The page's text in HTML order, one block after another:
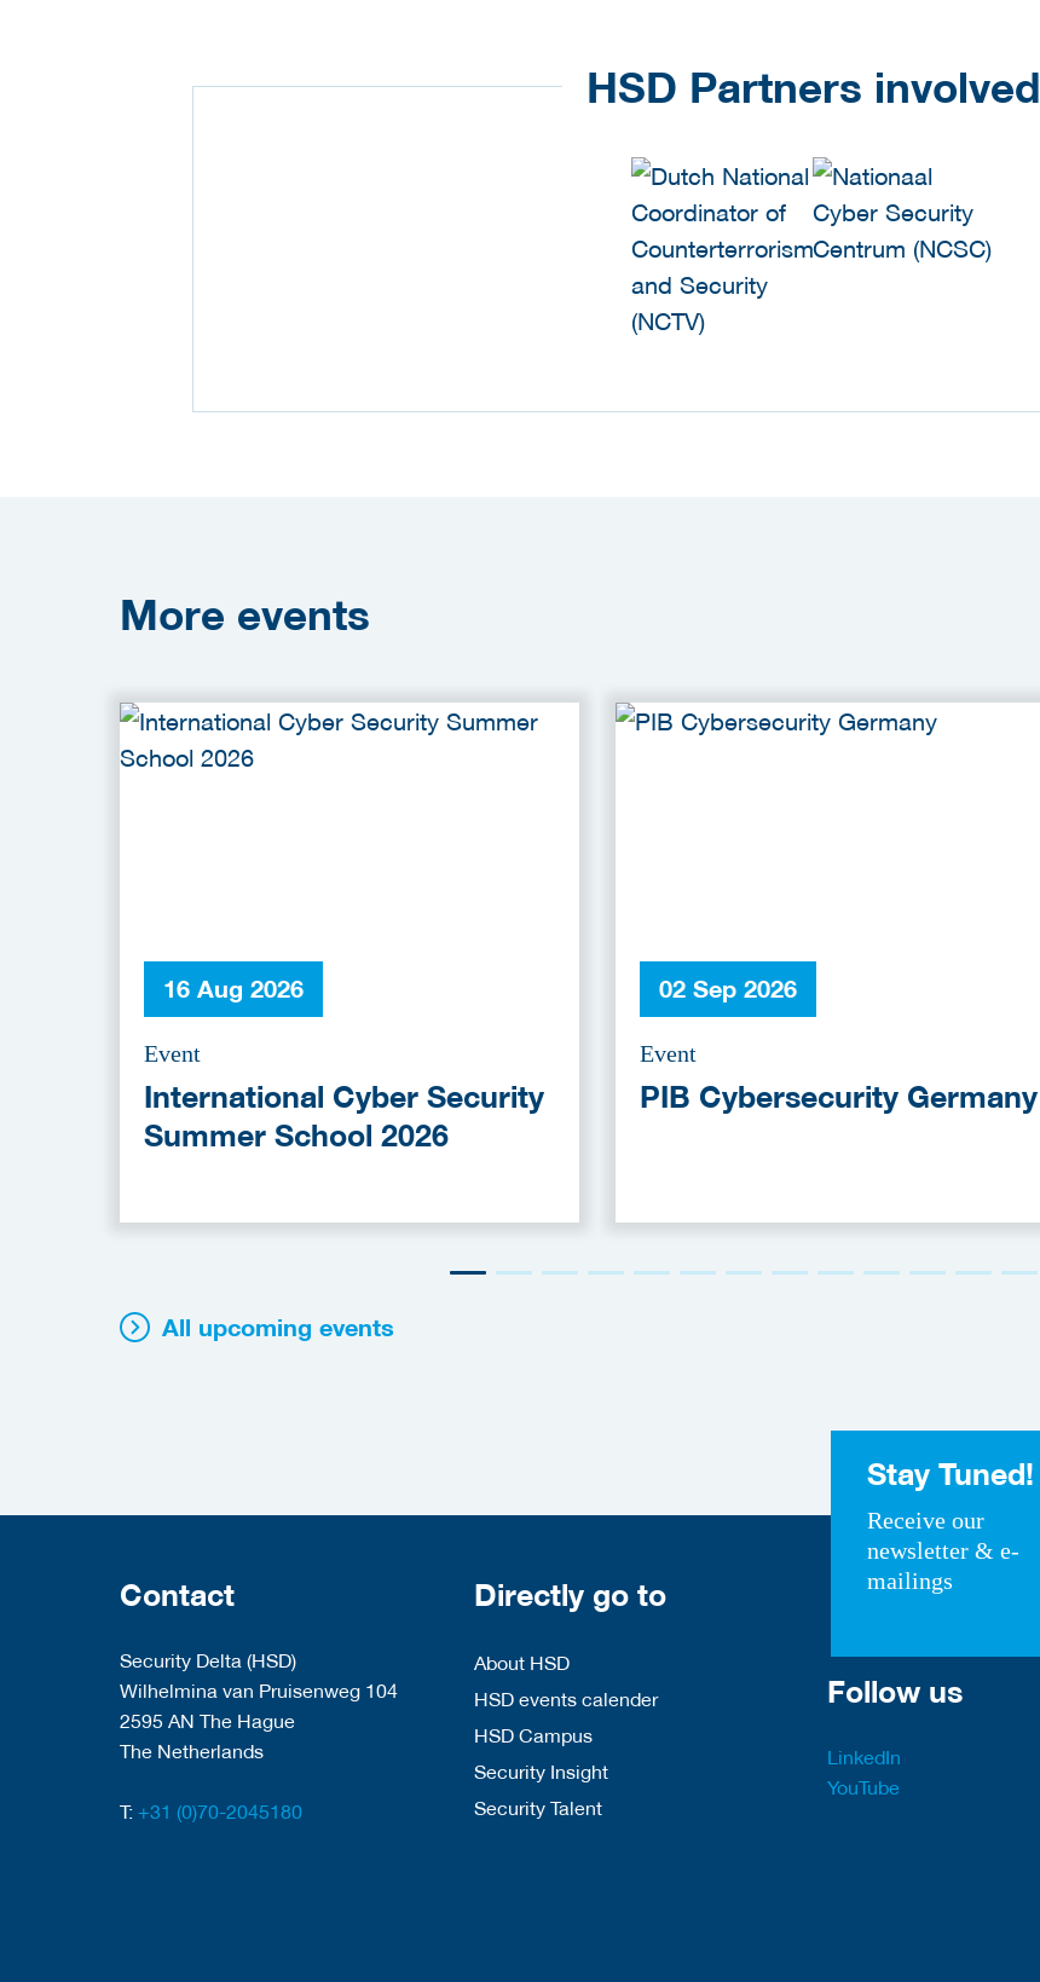
HSD Partners involved
More events
16 Aug 2026
Event
International Cyber Security
Summer School 2026
02 Sep 2026
Event
PIB Cybersecurity Germany
All upcoming events
Stay Tuned!
Receive our
newsletter & e-
mailings
Contact
Security Delta (HSD)
Wilhelmina van Pruisenweg 104
2595 AN The Hague
The Netherlands
T: +31 (0)70-2045180
Directly go to
About HSD
HSD events calender
HSD Campus
Security Insight
Security Talent
Follow us
LinkedIn
YouTube